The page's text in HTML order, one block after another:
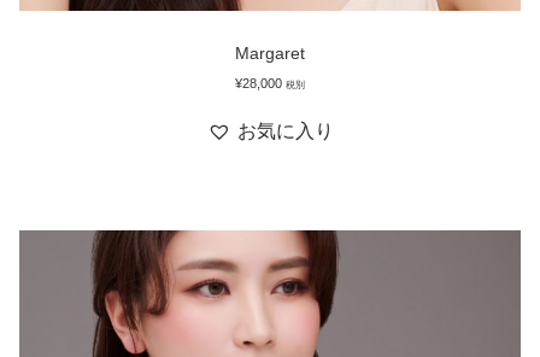
Margaret
¥28,000 税別
お気に入り